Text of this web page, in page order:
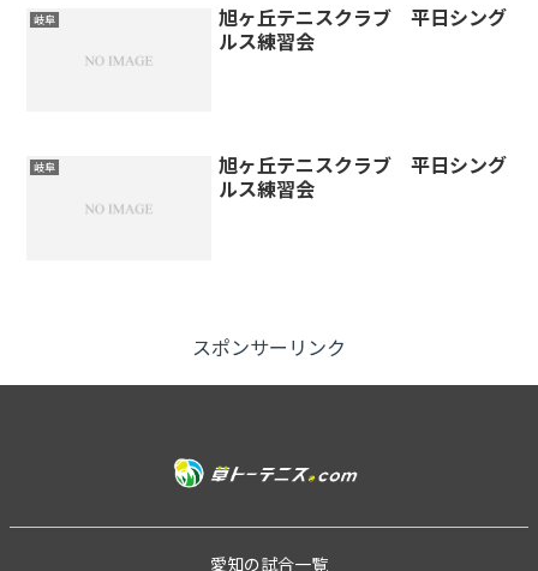
岐阜
旭ヶ丘テニスクラブ 平日シング
ルス練習会
岐阜
旭ヶ丘テニスクラブ 平日シング
ルス練習会
スポンサーリンク
愛知の試合一覧